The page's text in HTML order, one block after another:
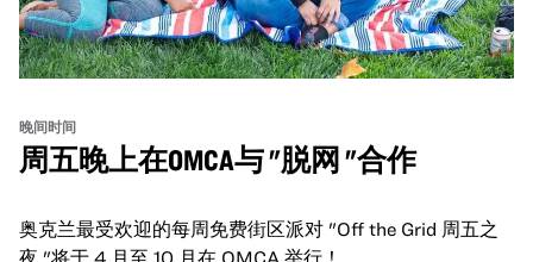
晚间时间
周五晚上在OMCA与 "脱网 "合作
奥克兰最受欢迎的每周免费街区派对 "Off the Grid 周五之
夜 "将于 4 月至 10 月在 OMCA 举行！